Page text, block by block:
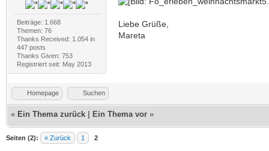
Beiträge: 1.668
Themen: 76
Thanks Received: 1.054in
447 posts
Thanks Given: 753
Registriert seit: May 2013
Liebe Grüße,
Mareta
Homepage Suchen
« Ein Thema zurück Ein Thema vor »
Seiten (2): « Zurück 1 2